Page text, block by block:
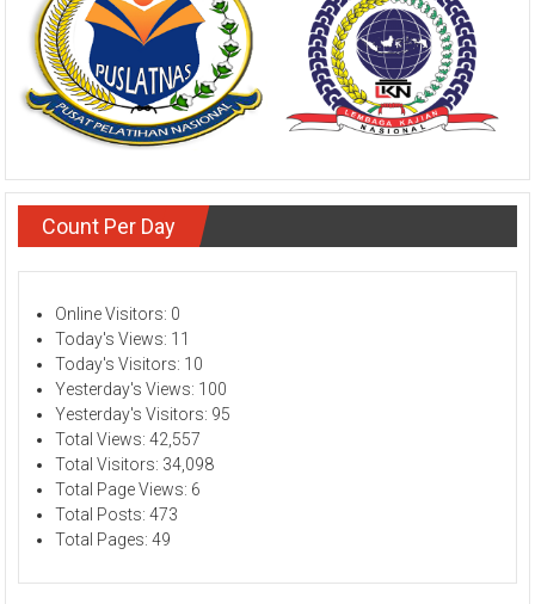
Count Per Day
Online Visitors: 0
Today's Views: 11
Today's Visitors: 10
Yesterday's Views: 100
Yesterday's Visitors: 95
Total Views:42,557
Total Visitors: 34,098
Total Page Views: 6
Total Posts:473
Total Pages:49